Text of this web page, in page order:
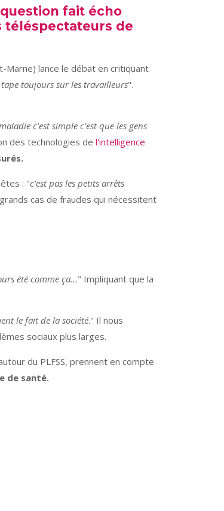
fait écho
téléspectateurs de
Marne) lance le débat en critiquant
toujours sur les travailleurs".
c'est simple c'est que les gens
des technologies de l'intelligence
: "c'est pas les petits arrêts
cas de fraudes qui nécessitent
été comme ça..." Impliquant que la
le fait de la société." Il nous
sociaux plus larges.
du PLFSS, prennent en compte
de santé.